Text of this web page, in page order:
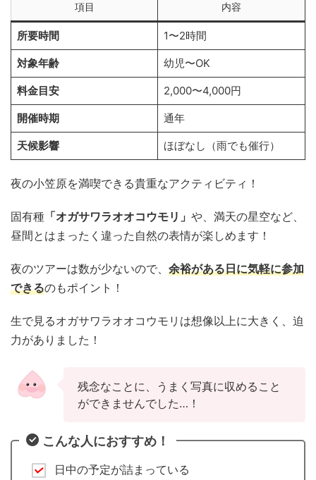
項目 内容
所要時間 1〜2時間
対象年齢 幼児〜OK
料金目安 2,000〜4,000円
開催時期 通年
天候影響 ほぼなし（雨でも催行）
夜の小笠原を満喫できる貴重なアクティビティ！
固有種 「オガサワラオオコウモリ」 や、満天の星空など、
昼間とはまったく違った自然の表情が楽しめます！
夜のツアーは数が少ないので、 余裕がある日に気軽に参加
できるのもポイント！
生で見るオガサワラオオコウモリは想像以上に大きく、迫
力がありました！
残念なことに、うまく写真に収めること
ができませんでした…！
こんな人におすすめ！
日中の予定が詰まっている